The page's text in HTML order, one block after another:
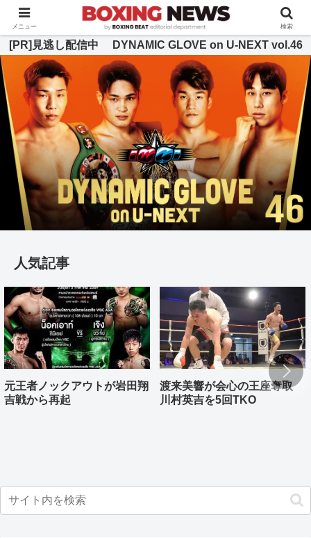
BOXING BEAT [ボクシング・ビート] 公式サイト
[PR]見逃し配信中 DYNAMIC GLOVE on U-NEXT vol.46
人気記事
元王者ノックアウトが岩田翔
吉戦から再起
渡来美響が会心の王座奪取
川村英吉を5回TKO
メニュー 検索